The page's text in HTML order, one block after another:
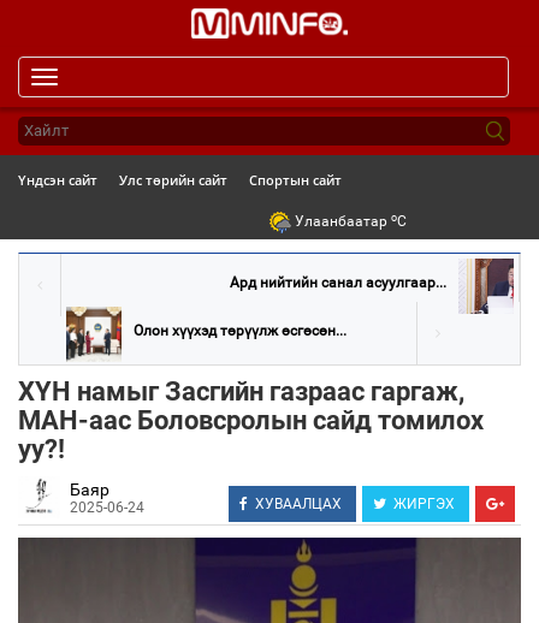
navigation
Үндсэн сайт Улс төрийн сайт Спортын сайт
Улаанбаатар oC
Ард нийтийн санал асуулгаар...
Олон хүүхэд төрүүлж өсгөсөн...
ХҮН намыг Засгийн газраас гаргаж,
МАН-аас Боловсролын сайд томилох
уу?!
Баяр
2025-06-24 ХУВААЛЦАХ ЖИРГЭХ